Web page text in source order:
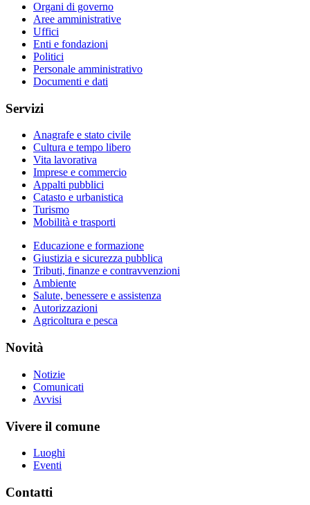
Organi di governo
Aree amministrative
Uffici
Enti e fondazioni
Politici
Personale amministrativo
Documenti e dati
Servizi
Anagrafe e stato civile
Cultura e tempo libero
Vita lavorativa
Imprese e commercio
Appalti pubblici
Catasto e urbanistica
Turismo
Mobilità e trasporti
Educazione e formazione
Giustizia e sicurezza pubblica
Tributi, finanze e contravvenzioni
Ambiente
Salute, benessere e assistenza
Autorizzazioni
Agricoltura e pesca
Novità
Notizie
Comunicati
Avvisi
Vivere il comune
Luoghi
Eventi
Contatti